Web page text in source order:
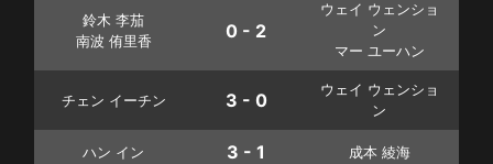
鈴木 李茄
南波 侑里香
0 - 2
ウェイ ウェンショ
ン
マー ユーハン
チェン イーチン 3 - 0
ウェイ ウェンショ
ン
ハン イン 3 - 1 成本 綾海